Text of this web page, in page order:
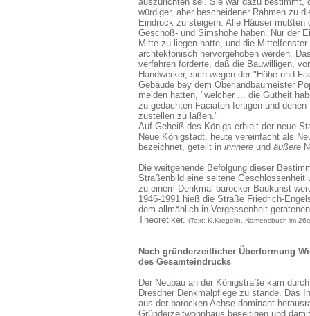
würdiger, aber bescheidener Rahmen zu
Eindruck zu steigern. Alle Häuser mußten
Geschoß- und Simshöhe haben. Nur der
Mitte zu liegen hatte, und die Mittelfenster
archtektonisch hervorgehoben werden.
verfahren forderte, daß die Bauwilligen,
Handwerker, sich wegen der "Höhe und
Gebäude bey dem Oberlandbaumeister
melden hatten, "welcher ... die Gutheit
zu gedachten Faciaten fertigen und denen
zustellen zu laßen."
Auf Geheiß des Königs erhielt der neue
Neue Königstadt, heute vereinfacht als
bezeichnet, geteilt in innnere und äußere
Die weitgehende Befolgung dieser
Straßenbild eine seltene Geschlossenheit
zu einem Denkmal barocker Baukunst
1946-1991 hieß die Straße Friedrich-
dem allmählich in Vergessenheit
Theoretiker. (Text: K.Kregelin, Namensbuch im
Nach gründerzeitlicher Überformung
des Gesamteindrucks
Der Neubau an der Königstraße kam
Dresdner Denkmalpflege zu stande. Das
aus der barocken Achse dominant
Gründerzeitwohnhaus beseitigen und